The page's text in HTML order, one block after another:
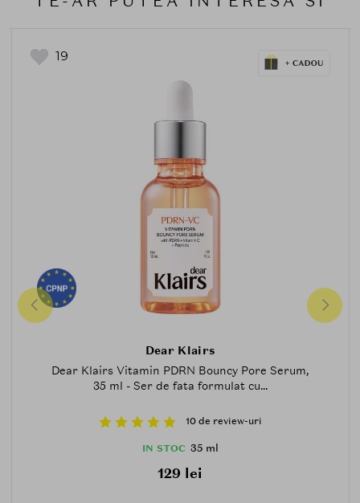
19
Dear Klairs
Dear Klairs Vitamin PDRN Bouncy Pore Serum,
35 ml - Ser de fata formulat cu...
10 de review-uri
IN STOC 35 ml
129 lei